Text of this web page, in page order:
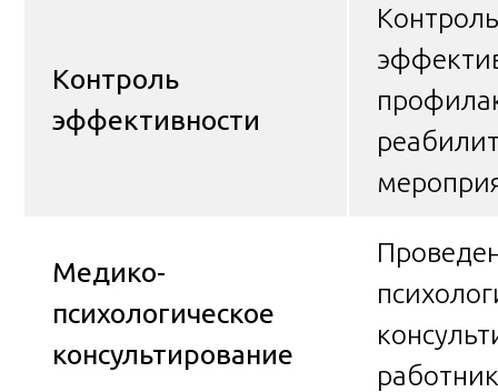
Контроль
эффективности
Медико-
психологическое
консультирование